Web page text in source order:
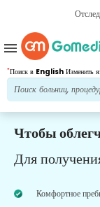
*Поиск в English Изменить
menu
Чтобы
Для
Комфортное